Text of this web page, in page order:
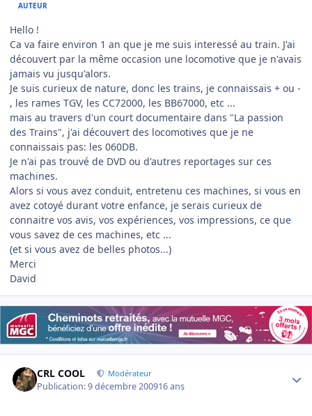
AUTEUR
Hello !
Ca va faire environ 1 an que je me suis interessé au train. J'ai
découvert par la même occasion une locomotive que je n'avais
jamais vu jusqu'alors.
Je suis curieux de nature, donc les trains, je connaissais + ou -
, les rames TGV, les CC72000, les BB67000, etc ...
mais au travers d'un court documentaire dans "La passion
des Trains", j'ai découvert des locomotives que je ne
connaissais pas: les 060DB.
Je n'ai pas trouvé de DVD ou d'autres reportages sur ces
machines.
Alors si vous avez conduit, entretenu ces machines, si vous en
avez cotoyé durant votre enfance, je serais curieux de
connaitre vos avis, vos expériences, vos impressions, ce que
vous savez de ces machines, etc ...
(et si vous avez de belles photos...)
Merci
David
CRL COOL Modérateur
Publication:9 décembre 200916 ans